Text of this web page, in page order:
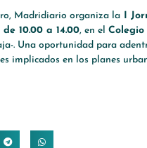
Madridiario organiza la I
de 10.00 a 14.00, en el
. Una oportunidad para
implicados en los planes